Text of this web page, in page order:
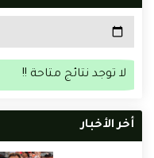
لا توجد نتائج متاحة !!
أخر الأخبار